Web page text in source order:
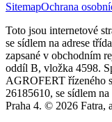
SitemapOchrana
Toto jsou internetové
se sídlem na adrese
zapsané v obchodním
oddíl B, vložka 4598.
AGROFERT řízeného
26185610, se sídlem
Praha 4. © 2026 Fatra,